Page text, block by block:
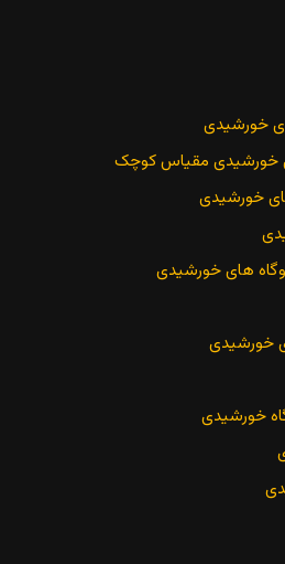
خورشیدی
خورشیدی مقیاس کوچک
خورشیدی
های خورشیدی
خورشیدی
خورشیدی